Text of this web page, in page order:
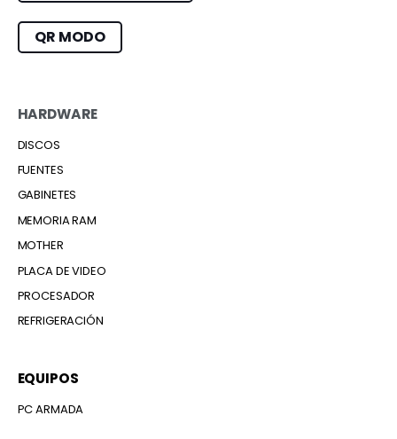
QR MODO
HARDWARE
DISCOS
FUENTES
GABINETES
MEMORIA RAM
MOTHER
PLACA DE VIDEO
PROCESADOR
REFRIGERACIÓN
EQUIPOS
PC ARMADA